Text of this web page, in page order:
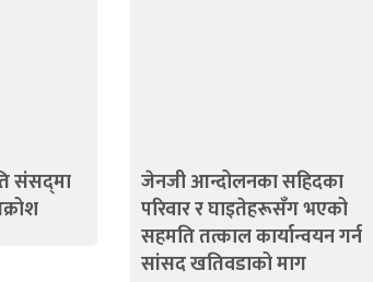
संसद्‍मा
जेनजी आन्दोलनका सहिदका
परिवार र घाइतेहरूसँग भएको
सहमति तत्काल कार्यान्वयन गर्न
सांसद खतिवडाको माग